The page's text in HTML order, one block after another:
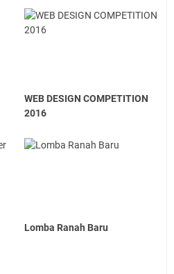
WEB DESIGN COMPETITION
2016
Lomba Ranah Baru